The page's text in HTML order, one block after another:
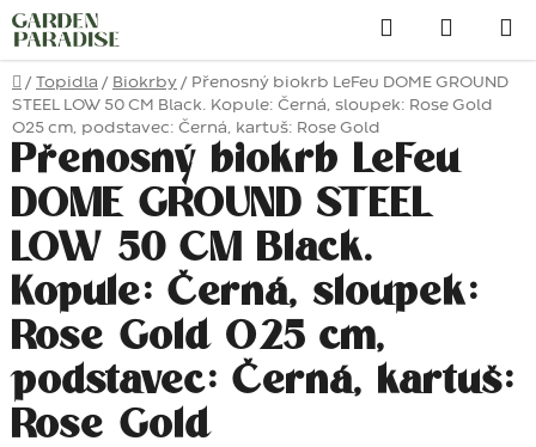
Přejít
na
obsah
Hledat
Domů
/ Topidla / Biokrby / Přenosný biokrb LeFeu DOME GROUND
STEEL LOW 50 CM Black. Kopule: Černá, sloupek: Rose Gold
O25 cm, podstavec: Černá, kartuš: Rose Gold
Přenosný biokrb LeFeu
DOME GROUND STEEL
LOW 50 CM Black.
Kopule: Černá, sloupek:
Rose Gold O25 cm,
podstavec: Černá, kartuš:
Rose Gold